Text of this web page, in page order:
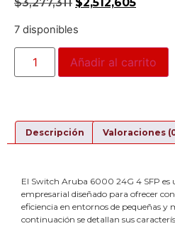
$3,277,311 $2,512,605
7 disponibles
Añadir al carrito
Descripción Valoraciones
El Switch Aruba 6000 24G 4 SFP es
empresarial diseñado para ofrecer
eficiencia en entornos de pequeñas y
continuación se detallan sus